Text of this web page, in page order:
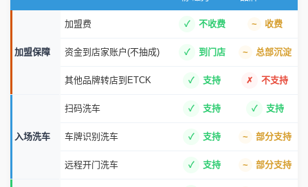
加盟保障
加盟费 不收费 收费
资金到店家账户(不抽成) 到门店 总部沉淀
其他品牌转店到ETCK 支持 不支持
入场洗车
扫码洗车 支持 支持
车牌识别洗车 支持 部分支持
远程开门洗车 支持 部分支持